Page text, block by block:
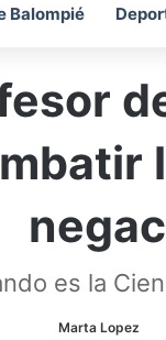
Balompié
es la
Marta Lopez